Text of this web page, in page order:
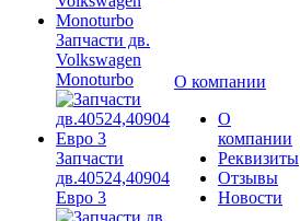
Запчасти дв.
Volkswagen
Monoturbo
Запчасти
дв.40524,40904
Евро 3
О компании
О
компании
Реквизиты
Отзывы
Новости